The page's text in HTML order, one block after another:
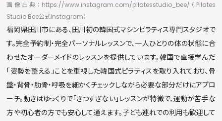
画像出典：https://www.instagram.com/pilatesstudio_bee/（Pilates
Studio Bee公式Instagram）
福岡県田川市にある、田川初の韓国式マシンピラティス専門スタジオで
す。完全予約制・完全パーソナルレッスンで、一人ひとりの体の状態に合
わせたオーダーメイドのレッスンを提供しています。韓国で直接学んだ
「姿勢を整える」ことを重視した韓国式ピラティスを取り入れており、骨
盤・背骨・肋骨・呼吸を細かくチェックしながら必要な部分だけにアプロ
ーチ。動きはゆっくりで「きつすぎない」レッスンが特徴で、運動が苦手な
方や初心者の方でも安心して通えます。子ども連れでの利用も歓迎して